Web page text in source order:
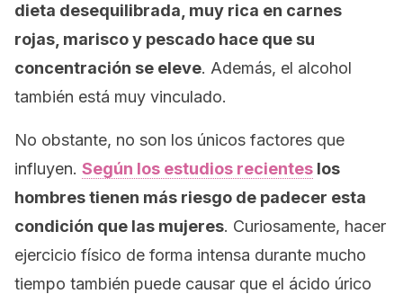
dieta desequilibrada, muy rica en carnes
rojas, marisco y pescado hace que su
concentración se eleve. Además, el alcohol
también está muy vinculado.
No obstante, no son los únicos factores que
influyen. Según los estudios recientes los
hombres tienen más riesgo de padecer esta
condición que las mujeres. Curiosamente, hacer
ejercicio físico de forma intensa durante mucho
tiempo también puede causar que el ácido úrico